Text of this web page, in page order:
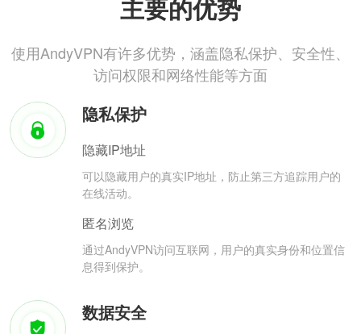
主要的优势
使用AndyVPN有许多优势，涵盖隐私保护、安全性、
访问权限和网络性能等方面
隐私保护
隐藏IP地址
可以隐藏用户的真实IP地址，防止第三方追踪用户的
在线活动。
匿名浏览
通过AndyVPN访问互联网，用户的真实身份和位置信
息得到保护。
数据安全